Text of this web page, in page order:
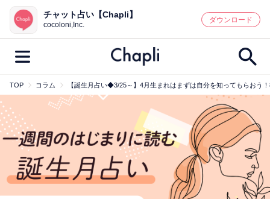
鑑定記事・占い師検索
最新記事一覧
人気記事一覧
カテゴリー別
鑑定 占い師 キャンペーン
チャット占い【Chapli】
cocoloni,Inc.
ダウンロード
TOP コラム 【誕生月占い◆3/25～】4月生まれはまずは自分を知ってもらおう